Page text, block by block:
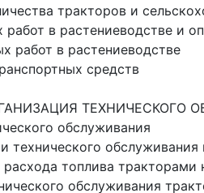
тракторов и
работ в растениеводстве и
работ в растениеводстве
средств
ТЕХНИЧЕСКОГО
обслуживания
технического
расхода топлива
обслуживания